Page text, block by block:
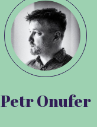
Petr Onufer